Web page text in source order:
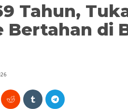
Tahun,
Bertahan di